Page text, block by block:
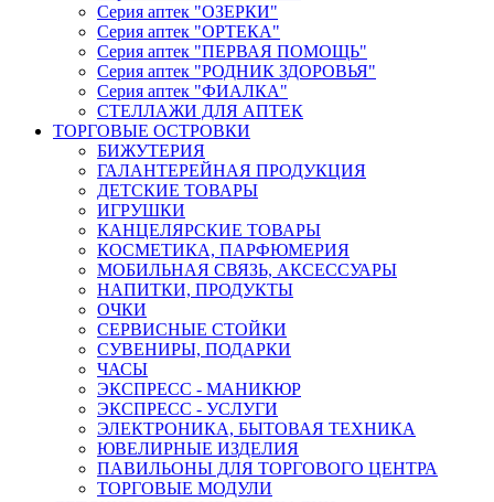
Серия аптек "ОЗЕРКИ"
Серия аптек "ОРТЕКА"
Серия аптек "ПЕРВАЯ ПОМОЩЬ"
Серия аптек "РОДНИК ЗДОРОВЬЯ"
Серия аптек "ФИАЛКА"
СТЕЛЛАЖИ ДЛЯ АПТЕК
ТОРГОВЫЕ ОСТРОВКИ
БИЖУТЕРИЯ
ГАЛАНТЕРЕЙНАЯ ПРОДУКЦИЯ
ДЕТСКИЕ ТОВАРЫ
ИГРУШКИ
КАНЦЕЛЯРСКИЕ ТОВАРЫ
КОСМЕТИКА, ПАРФЮМЕРИЯ
МОБИЛЬНАЯ СВЯЗЬ, АКСЕССУАРЫ
НАПИТКИ, ПРОДУКТЫ
ОЧКИ
СЕРВИСНЫЕ СТОЙКИ
СУВЕНИРЫ, ПОДАРКИ
ЧАСЫ
ЭКСПРЕСС - МАНИКЮР
ЭКСПРЕСС - УСЛУГИ
ЭЛЕКТРОНИКА, БЫТОВАЯ ТЕХНИКА
ЮВЕЛИРНЫЕ ИЗДЕЛИЯ
ПАВИЛЬОНЫ ДЛЯ ТОРГОВОГО ЦЕНТРА
ТОРГОВЫЕ МОДУЛИ